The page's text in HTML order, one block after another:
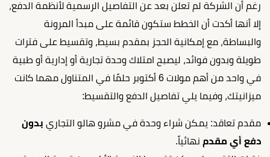
رغم أن الشركة لم تعلن بعد عن التفاصيل الرسمية لأنظمة الدفع،
إلا أنها أكدت أن الخطط ستكون قائمة على مبدأ المرونة
والبساطة، مع إمكانية الحجز بمقدم بسيط، وتقسيط على فترات
طويلة وبدون فوائد، ليصبح امتلاك وحدة تجارية أو إدارية أو طبية
في واحد من أهم مولات 6 أكتوبر حلمًا في المتناول مهما كانت
ميزانيتك، وفيما يلي تفاصيل الدفع والتقسيط:
مقدم تعاقد: يمكن شراء وحدة في مشرو هالو التجاري بدون
دفع أي مقدم نهائياً.